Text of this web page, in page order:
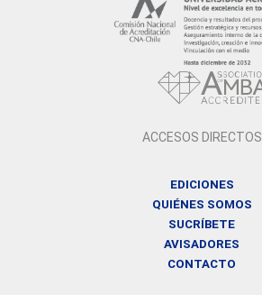
ACCESOS DIRECTOS
EDICIONES
QUIÉNES SOMOS
SUCRÍBETE
AVISADORES
CONTACTO